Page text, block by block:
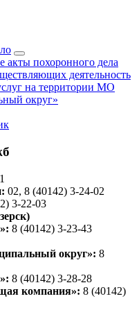
похоронного дела
деятельность
на территории МО
округ»
02, 8 (40142) 3-24-02
3-22-03
8 (40142) 3-23-43
округ»: 8
8 (40142) 3-28-28
компания»: 8 (40142)